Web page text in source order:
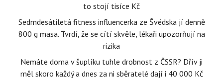
to stojí tisíce Kč
Sedmdesátiletá fitness influencerka ze Švédska jí denně
800 g masa. Tvrdí, že se cítí skvěle, lékaři upozorňují na
rizika
Nemáte doma v šuplíku tuhle drobnost z ČSSR? Dřív ji
měl skoro každý a dnes za ni sběratelé dají i 40 000 Kč